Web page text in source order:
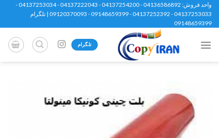
Skip
content
واحد فروش: 04136586892 - 04137254200 - 04137222043 - 04137253034 -
04137253033 - 04137252392 - 09148659399 - 09120370093 | تلگرام
09148659399
تلگرام